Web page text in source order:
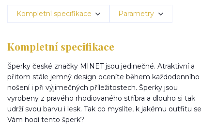
Kompletní specifikace Parametry
Kompletní specifikace
Šperky české značky MINET jsou jedinečné. Atraktivní a
přitom stále jemný design oceníte během každodenního
nošení i při výjimečných příležitostech. Šperky jsou
vyrobeny z pravého rhodiovaného stříbra a dlouho si tak
udrží svou barvu i lesk. Tak co myslíte, k jakému outfitu se
Vám hodí tento šperk?